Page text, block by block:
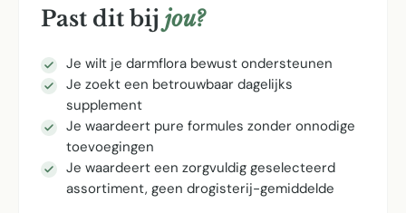
Past dit bij jou?
Je wilt je darmflora bewust ondersteunen
Je zoekt een betrouwbaar dagelijks
supplement
Je waardeert pure formules zonder onnodige
toevoegingen
Je waardeert een zorgvuldig geselecteerd
assortiment, geen drogisterij-gemiddelde